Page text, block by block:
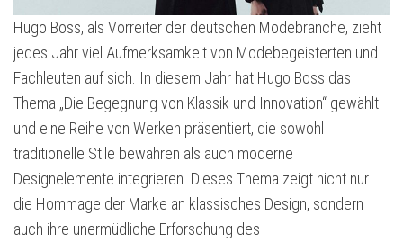
Hugo Boss, als Vorreiter der deutschen Modebranche, zieht
jedes Jahr viel Aufmerksamkeit von Modebegeisterten und
Fachleuten auf sich. In diesem Jahr hat Hugo Boss das
Thema „Die Begegnung von Klassik und Innovation“ gewählt
und eine Reihe von Werken präsentiert, die sowohl
traditionelle Stile bewahren als auch moderne
Designelemente integrieren. Dieses Thema zeigt nicht nur
die Hommage der Marke an klassisches Design, sondern
auch ihre unermüdliche Erforschung des